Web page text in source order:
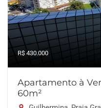
R$ 430.000
Apartamento à
60m²